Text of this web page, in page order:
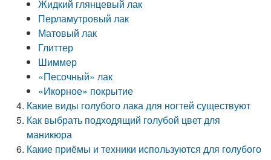
Жидкий глянцевый лак
Перламутровый лак
Матовый лак
Глиттер
Шиммер
«Песочный» лак
«Икорное» покрытие
Какие виды голубого лака для ногтей существуют
Как выбрать подходящий голубой цвет для
маникюра
Какие приёмы и техники используются для голубого